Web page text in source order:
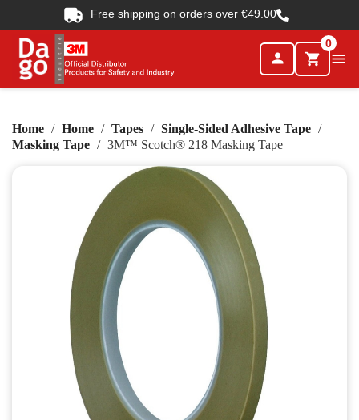
Free shipping on orders over €49.00
person shopping_cart
0

Home Home Tapes
Single-Sided Adhesive Tape
Masking Tape
3M™ Scotch® 218 Masking Tape